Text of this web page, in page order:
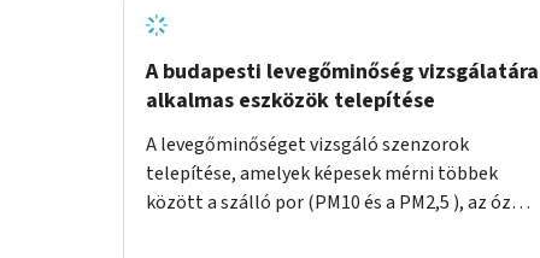
A budapesti levegőminőség vizsgálatára
alkalmas eszközök telepítése
A levegőminőséget vizsgáló szenzorok
telepítése, amelyek képesek mérni többek
között a szálló por (PM10 és a PM2,5 ), az ózon